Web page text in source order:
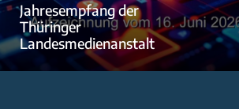
Jahresempfang der
Thüringer
Landesmedienanstalt